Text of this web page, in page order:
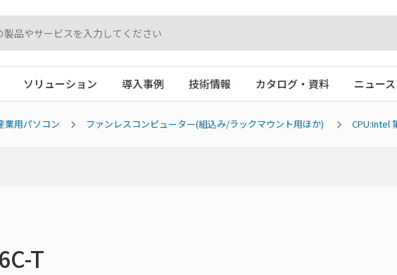
ソリューション 導入事例 技術情報 カタログ・資料 ニュース
業用パソコン ファンレスコンピューター(組込み/ラックマウント用ほか) CPU:Intel
T